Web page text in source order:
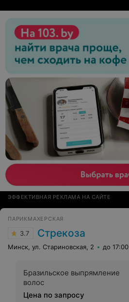
ЭФФЕКТИВНАЯ РЕКЛАМА НА САЙТЕ
ПАРИКМАХЕРСКАЯ
3.7 Стрекоза
Минск, ул. Стариновская, 2 до 17:00
Бразильское выпрямление
волос
Цена по запросу